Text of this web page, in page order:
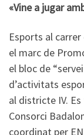
«Vine a jugar
Esports al
el marc de
el bloc de
d’activitats
al districte IV.
Consorci
coordinat per